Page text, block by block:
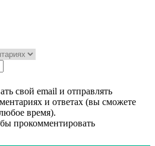
свой email и отправлять
и ответах (вы cможете
время).
прокомментировать